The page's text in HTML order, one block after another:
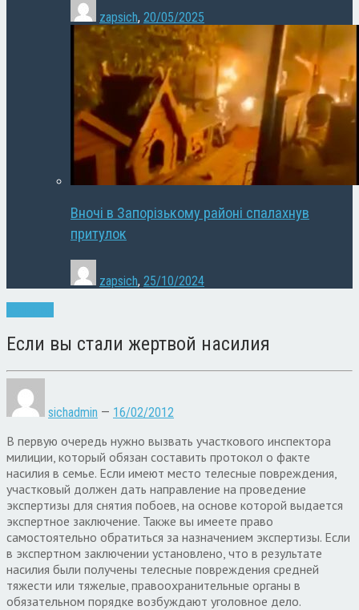
zapsich, 20/05/2025
Вночі в Запорізькому районі спалахнув
притулок
zapsich, 25/10/2024
Если вы стали жертвой насилия
sichadmin — 16/02/2012
В первую очередь нужно вызвать участкового инспектора
милиции, который обязан составить протокол о факте
насилия в семье. Если имеют место телесные повреждения,
участковый должен дать направление на проведение
экспертизы для снятия побоев, на основе которой выдается
экспертное заключение. Также вы имеете право
самостоятельно обратиться за назначением экспертизы. Если
в экспертном заключении установлено, что в результате
насилия были получены телесные повреждения средней
тяжести или тяжелые, правоохранительные органы в
обязательном порядке возбуждают уголовное дело.